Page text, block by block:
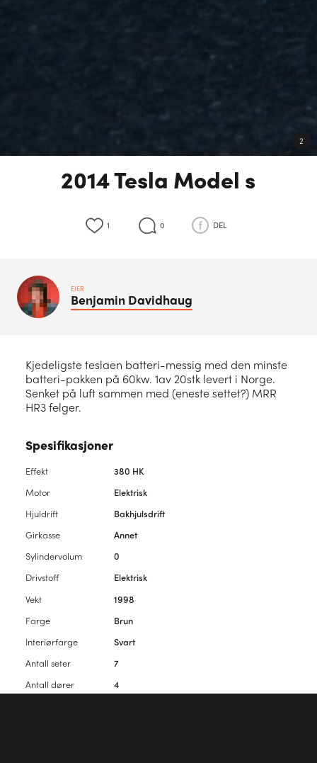
2
2014 Tesla Model s
1 0 DEL
EIER
Benjamin Davidhaug
Kjedeligste teslaen batteri-messig med den minste
batteri-pakken på 60kw. 1av 20stk levert i Norge.
Senket på luft sammen med (eneste settet?) MRR
HR3 felger.
Spesifikasjoner
Effekt
380 HK
Motor
Elektrisk
Hjuldrift
Bakhjulsdrift
Girkasse
Annet
Sylindervolum
0
Drivstoff
Elektrisk
Vekt
1998
Farge
Brun
Interiørfarge
Svart
Antall seter
7
Antall dører
4